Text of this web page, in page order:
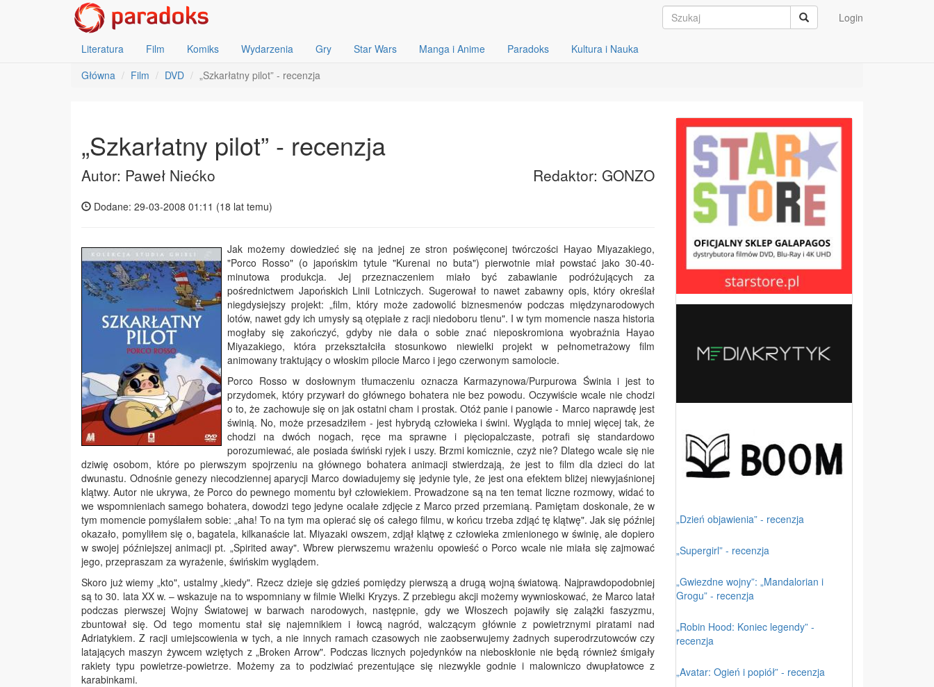
Login
Literatura Film Komiks Wydarzenia Gry Star Wars Manga i Anime Paradoks
Kultura i Nauka
Główna
Film DVD „Szkarłatny pilot” - recenzja
„Szkarłatny pilot” - recenzja
Autor: Paweł Niećko Redaktor: GONZO
Dodane: 29-03-2008 01:11 (18 lat temu)
Jak możemy dowiedzieć się na jednej ze stron poświęconej twórczości Hayao Miyazakiego,
"Porco Rosso" (o japońskim tytule "Kurenai no buta") pierwotnie miał powstać jako 30-40-
minutowa produkcja. Jej przeznaczeniem miało być zabawianie podróżujących za
pośrednictwem Japońskich Linii Lotniczych. Sugerował to nawet zabawny opis, który określał
niegdysiejszy projekt: „film, który może zadowolić biznesmenów podczas międzynarodowych
lotów, nawet gdy ich umysły są otępiałe z racji niedoboru tlenu". I w tym momencie nasza historia
mogłaby się zakończyć, gdyby nie dała o sobie znać nieposkromiona wyobraźnia Hayao
Miyazakiego, która przekształciła stosunkowo niewielki projekt w pełnometrażowy film
animowany traktujący o włoskim pilocie Marco i jego czerwonym samolocie.
Porco Rosso w dosłownym tłumaczeniu oznacza Karmazynowa/Purpurowa Świnia i jest to
przydomek, który przywarł do głównego bohatera nie bez powodu. Oczywiście wcale nie chodzi
o to, że zachowuje się on jak ostatni cham i prostak. Otóż panie i panowie - Marco naprawdę jest
świnią. No, może przesadziłem - jest hybrydą człowieka i świni. Wygląda to mniej więcej tak, że
chodzi na dwóch nogach, ręce ma sprawne i pięciopalczaste, potrafi się standardowo
porozumiewać, ale posiada świński ryjek i uszy. Brzmi komicznie, czyż nie? Dlatego wcale się nie
dziwię osobom, które po pierwszym spojrzeniu na głównego bohatera animacji stwierdzają, że jest to film dla dzieci do lat
dwunastu. Odnośnie genezy niecodziennej aparycji Marco dowiadujemy się jedynie tyle, że jest ona efektem bliżej niewyjaśnionej
klątwy. Autor nie ukrywa, że Porco do pewnego momentu był człowiekiem. Prowadzone są na ten temat liczne rozmowy, widać to
we wspomnieniach samego bohatera, dowodzi tego jedyne ocalałe zdjęcie z Marco przed przemianą. Pamiętam doskonale, że w
tym momencie pomyślałem sobie: „aha! To na tym ma opierać się oś całego filmu, w końcu trzeba zdjąć tę klątwę". Jak się później
okazało, pomyliłem się o, bagatela, kilkanaście lat. Miyazaki owszem, zdjął klątwę z człowieka zmienionego w świnię, ale dopiero
w swojej późniejszej animacji pt. „Spirited away". Wbrew pierwszemu wrażeniu opowieść o Porco wcale nie miała się zajmować
jego, przepraszam za wyrażenie, świńskim wyglądem.
Skoro już wiemy „kto", ustalmy „kiedy". Rzecz dzieje się gdzieś pomiędzy pierwszą a drugą wojną światową. Najprawdopodobniej
są to 30. lata XX w. – wskazuje na to wspomniany w filmie Wielki Kryzys. Z przebiegu akcji możemy wywnioskować, że Marco latał
podczas pierwszej Wojny Światowej w barwach narodowych, następnie, gdy we Włoszech pojawiły się zalążki faszyzmu,
zbuntował się. Od tego momentu stał się najemnikiem i łowcą nagród, walczącym głównie z powietrznymi piratami nad
Adriatykiem. Z racji umiejscowienia w tych, a nie innych ramach czasowych nie zaobserwujemy żadnych superodrzutowców czy
latających maszyn żywcem wziętych z „Broken Arrow". Podczas licznych pojedynków na nieboskłonie nie będą również śmigały
rakiety typu powietrze-powietrze. Możemy za to podziwiać prezentujące się niezwykle godnie i malowniczo dwupłatowce z
karabinkami.
„Dzień objawienia” - recenzja
„Supergirl” - recenzja
„Gwiezdne wojny”: „Mandalorian i
Grogu” - recenzja
„Robin Hood: Koniec legendy” -
recenzja
„Avatar: Ogień i popiół” - recenzja